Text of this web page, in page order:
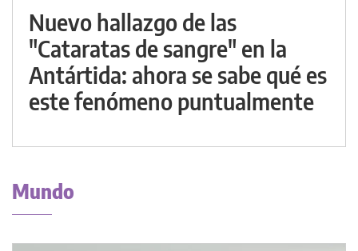
Nuevo hallazgo de las
"Cataratas de sangre" en la
Antártida: ahora se sabe qué es
este fenómeno puntualmente
Mundo